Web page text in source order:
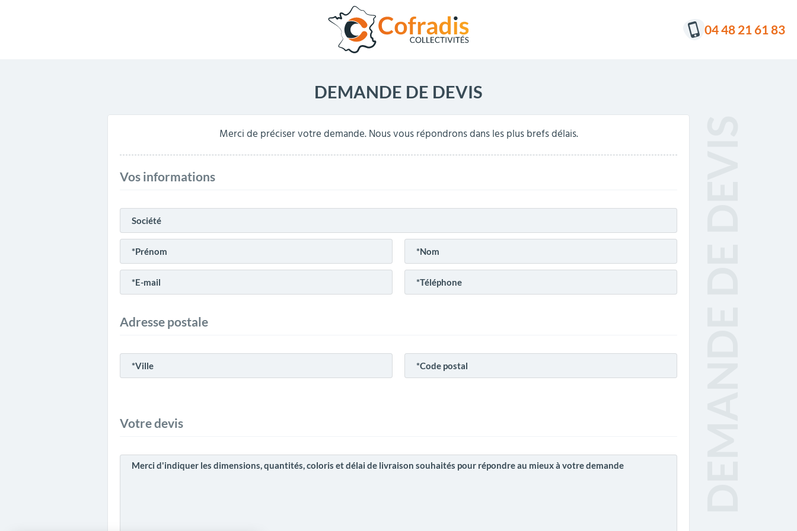
04 48 21 61 83
DEMANDE DE DEVIS
Merci de préciser votre demande. Nous vous répondrons dans les plus brefs délais.
Vos informations
Adresse postale
Votre devis